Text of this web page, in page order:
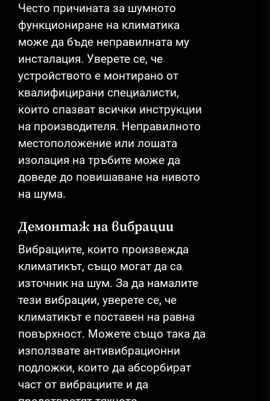
Често причината за шумното
функциониране на климатика
може да бъде неправилната му
инсталация. Уверете се, че
устройството е монтирано от
квалифицирани специалисти,
които спазват всички инструкции
на производителя. Неправилното
местоположение или лошата
изолация на тръбите може да
доведе до повишаване на нивото
на шума.
Демонтаж на вибрации
Вибрациите, които произвежда
климатикът, също могат да са
източник на шум. За да намалите
тези вибрации, уверете се, че
климатикът е поставен на равна
повърхност. Можете също така да
използвате антивибрационни
подложки, които да абсорбират
част от вибрациите и да